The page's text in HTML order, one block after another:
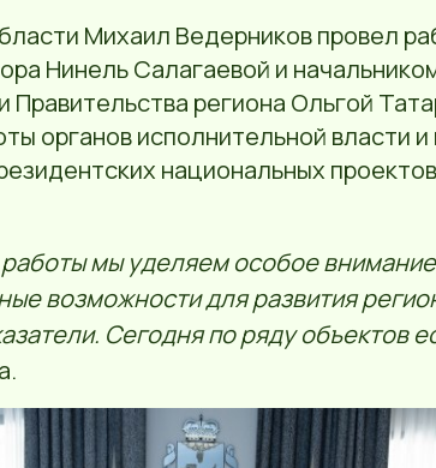
Михаил Ведерников провел
Нинель Салагаевой и
Правительства региона Ольгой
органов исполнительной власти
национальных
мы уделяем особое
возможности для развития
Сегодня по ряду объектов